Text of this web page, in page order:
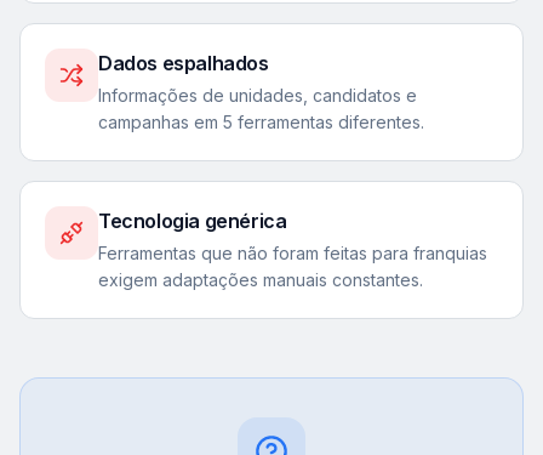
Dados espalhados
Informações de unidades, candidatos e
campanhas em 5 ferramentas diferentes.
Tecnologia genérica
Ferramentas que não foram feitas para franquias
exigem adaptações manuais constantes.